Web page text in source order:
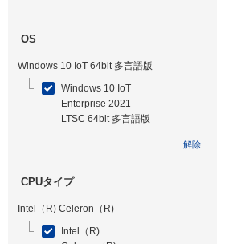
OS
Windows 10 IoT 64bit 多言語版
Windows 10 IoT
Enterprise 2021
LTSC 64bit 多言語版
解除
CPUタイプ
Intel（R) Celeron（R)
Intel（R)